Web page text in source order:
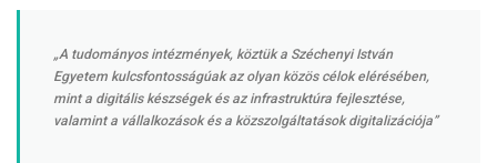
„A tudományos intézmények, köztük a Széchenyi István
Egyetem kulcsfontosságúak az olyan közös célok elérésében,
mint a digitális készségek és az infrastruktúra fejlesztése,
valamint a vállalkozások és a közszolgáltatások digitalizációja”